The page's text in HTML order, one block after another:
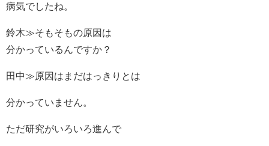
病気でしたね。
鈴木≫そもそもの原因は
分かっているんですか？
田中≫原因はまだはっきりとは
分かっていません。
ただ研究がいろいろ進んで